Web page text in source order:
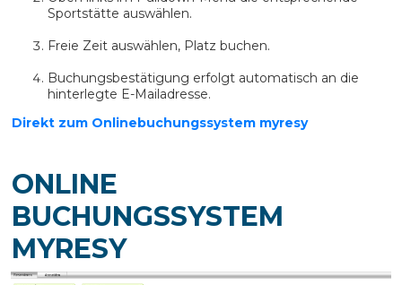
Sportstätte auswählen.
Freie Zeit auswählen, Platz buchen.
Buchungsbestätigung erfolgt automatisch an die
hinterlegte E-Mailadresse.
Direkt zum Onlinebuchungssystem myresy
ONLINE
BUCHUNGSSYSTEM
MYRESY